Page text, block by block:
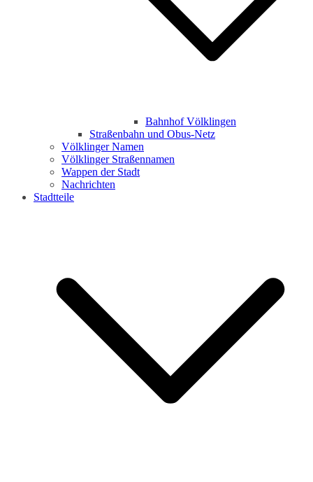
Bahnhof Völklingen
Straßenbahn und Obus-Netz
Völklinger Namen
Völklinger Straßennamen
Wappen der Stadt
Nachrichten
Stadtteile